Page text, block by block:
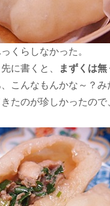
くらしなかった。
に書くと、
まずくは無
こんなもんかな～？み
たのが珍しかったの